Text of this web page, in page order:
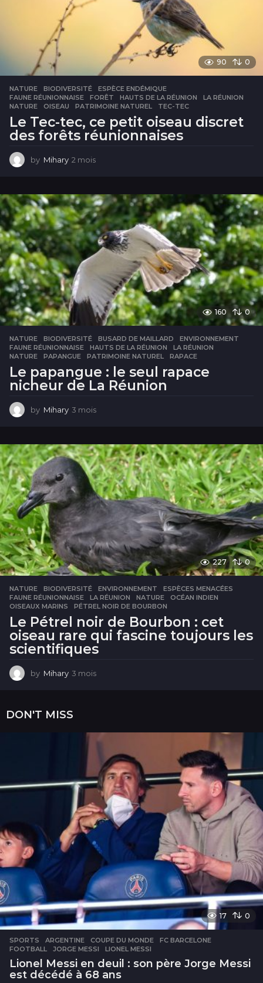
90 0
NATURE BIODIVERSITÉ ,ESPÈCE ENDÉMIQUE
FAUNE RÉUNIONNAISE
,FORÊT ,HAUTS DE LA RÉUNION ,LA RÉUNION
NATURE
,OISEAU ,PATRIMOINE NATUREL ,TEC-TEC
Le Tec-tec, ce petit oiseau discret
des forêts réunionnaises
by Mihary 2 mois
i
s
160 0
NATURE BIODIVERSITÉ ,BUSARD DE MAILLARD ,ENVIRONNEMENT
FAUNE RÉUNIONNAISE
,HAUTS DE LA RÉUNION ,LA RÉUNION
NATURE
,PAPANGUE ,PATRIMOINE NATUREL ,RAPACE
Le papangue : le seul rapace
nicheur de La Réunion
by Mihary 3 mois
i
s
227 0
NATURE BIODIVERSITÉ ,ENVIRONNEMENT ,ESPÈCES MENACÉES
FAUNE RÉUNIONNAISE
,LA RÉUNION ,NATURE ,OCÉAN INDIEN
OISEAUX MARINS
,PÉTREL NOIR DE BOURBON
Le Pétrel noir de Bourbon : cet
oiseau rare qui fascine toujours les
scientifiques
by Mihary 3 mois
DON'T MISS
17 0
SPORTS ARGENTINE ,COUPE DU MONDE ,FC BARCELONE
FOOTBALL
,JORGE MESSI ,LIONEL MESSI
Lionel Messi en deuil : son père Jorge Messi
est décédé à 68 ans